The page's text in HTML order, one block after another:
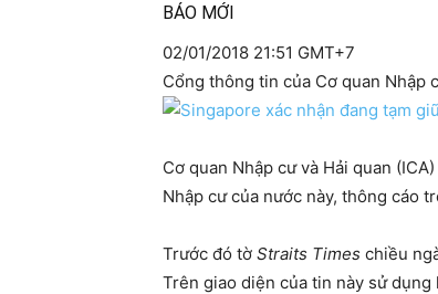
BÁO MỚI
02/01/2018 21:51 GMT+7
Cổng thông tin của Cơ quan Nhập
Cơ quan Nhập cư và Hải quan
Nhập cư của nước này, thông cáo
Trước đó tờ Straits Times chiều
Trên giao diện của tin này sử